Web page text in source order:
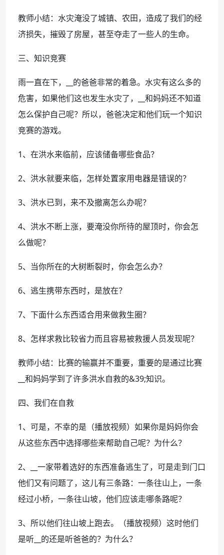
教师小结：水灾淹没了城镇、农田，造成了我们的经
济损失，摧毁了房屋，甚至夺走了一些人的生命。
三、知识竞赛
雨一直在下，__的爸爸非常的着急。水灾有这么多的
危害，如果他们这也发生水灾了，__和妈妈还不知道
怎么保护自己呢？所以，爸爸决定和他们玩一个知识
竞赛的游戏。
1、在洪水来临前，应该储备哪些食品？
2、洪水就要来临，怎样处置家用电器是错误的？
3、洪水已到，来不及撤离怎么办呢？
4、洪水不断上涨，要淹没你所待的屋顶时，你会怎
么做呢？
5、当你所在的大树断裂时，你会怎么办？
6、逃生携带东西时，是放在？
7、下面什么东西适合用来做救生圈？
8、怎样求救比较省力而且容易被救援人员发现呢？
教师小结：比赛的输赢并不重要，重要的是通过比赛
__和妈妈学到了许多洪水自救的&39;知识。
四、我们在自救
1、可是，不幸的是（播放视频）如果你是妈妈你会
从这些东西中选择哪些来帮助自己呢？为什么？
2、__一家带着选好的东西准备逃生了，可是走到门口
他们又有问题了，这儿有三条路：一条往山上，一条
经过小桥，一条往山坡，他们应该走哪条路呢？
3、所以他们往山坡上跑去。（播放视频）这时他们
是听__的还是听爸爸的？为什么？